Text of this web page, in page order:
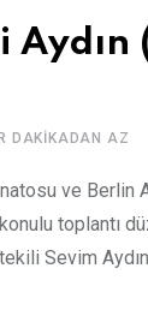
DAKIKADAN AZ
ve Berlin
toplantı
Sevim Aydın